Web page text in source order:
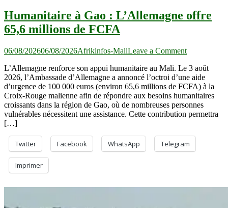
Humanitaire à Gao : L’Allemagne offre
65,6 millions de FCFA
06/08/202606/08/2026Afrikinfos-MaliLeave a Commenton
à
Gao :
L’Allemagne
offre
65,6
millions
L’Allemagne renforce son appui humanitaire au Mali. Le 3 août
2026, l’Ambassade d’Allemagne a annoncé l’octroi d’une aide
d’urgence de 100 000 euros (environ 65,6 millions de FCFA) à la
Croix-Rouge malienne afin de répondre aux besoins humanitaires
croissants dans la région de Gao, où de nombreuses personnes
vulnérables nécessitent une assistance. Cette contribution permettra
[…]
Twitter Facebook WhatsApp Telegram
Imprimer